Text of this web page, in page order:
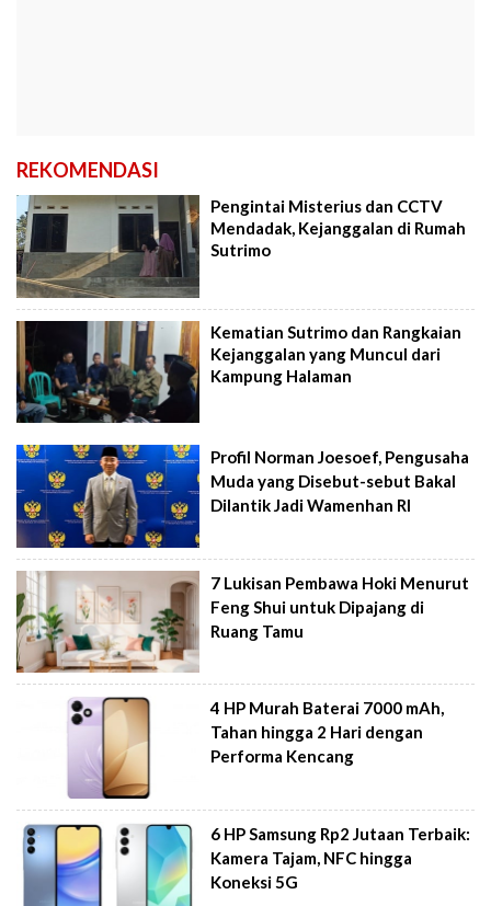
REKOMENDASI
Pengintai Misterius dan CCTV
Mendadak, Kejanggalan di Rumah
Sutrimo
Kematian Sutrimo dan Rangkaian
Kejanggalan yang Muncul dari
Kampung Halaman
Profil Norman Joesoef, Pengusaha
Muda yang Disebut-sebut Bakal
Dilantik Jadi Wamenhan RI
7 Lukisan Pembawa Hoki Menurut
Feng Shui untuk Dipajang di
Ruang Tamu
4 HP Murah Baterai 7000 mAh,
Tahan hingga 2 Hari dengan
Performa Kencang
6 HP Samsung Rp2 Jutaan Terbaik:
Kamera Tajam, NFC hingga
Koneksi 5G